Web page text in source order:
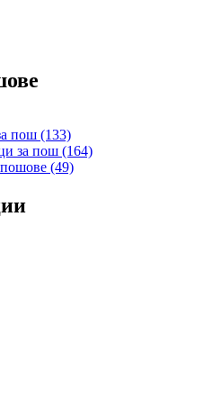
пош (133)
за пош (164)
(49)